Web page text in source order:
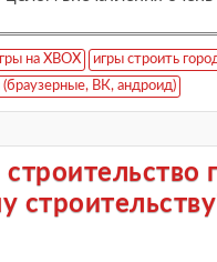
на XBOX
игры строить
(браузерные, ВК, андроид)